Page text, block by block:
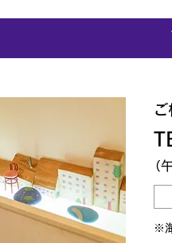
ご
（
※